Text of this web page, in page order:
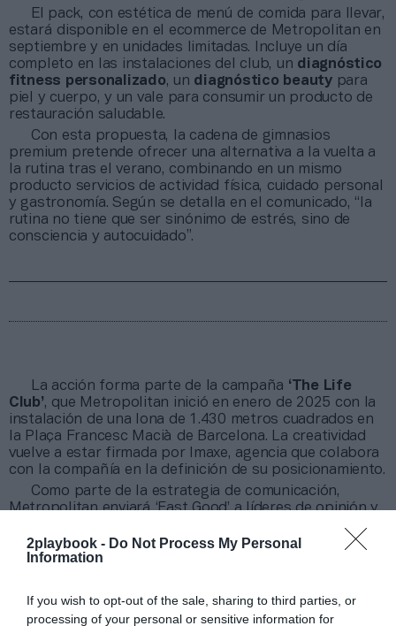
2playbook - Do Not Process My Personal
Information
If you wish to opt-out of the sale, sharing to third parties, or
processing of your personal or sensitive information for
El pack, con estética de menú de comida para llevar,
estará disponible en el ecommerce de Metropolitan en
septiembre y en unidades limitadas. Incluye un día
completo en las instalaciones del club, un diagnóstico
fitness personalizado, un diagnóstico beautypara
piel y cuerpo, y un vale para consumir un producto de
restauración saludable.
Con esta propuesta, la cadena de gimnasios
premium pretende ofrecer una alternativa a la vuelta a
la rutina tras el verano, combinando en un mismo
producto servicios de actividad física, cuidado personal
y gastronomía. Según se detalla en el comunicado, “la
rutina no tiene que ser sinónimo de estrés, sino de
consciencia y autocuidado”.
La acción forma parte de la campaña ‘The Life
Club’, que Metropolitan inició en enero de 2025 con la
instalación de una lona de 1.430 metros cuadrados en
la Plaça Francesc Macià de Barcelona. La creatividad
vuelve a estar firmada por Imaxe, agencia que colabora
con la compañía en la definición de su posicionamiento.
Como parte de la estrategia de comunicación,
Metropolitan enviará ‘Fast Good’ a líderes de opinión y
visibilidad en redes y reforzar la conversación sobre el
club.
Sobre Intelligence 2P